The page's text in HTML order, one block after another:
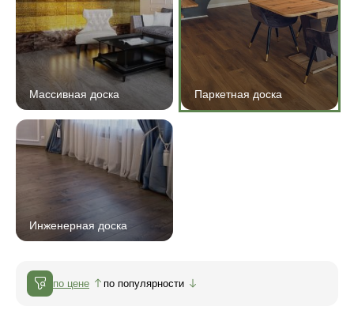
Массивная доска Паркетная доска
Инженерная доска
по цене по популярности